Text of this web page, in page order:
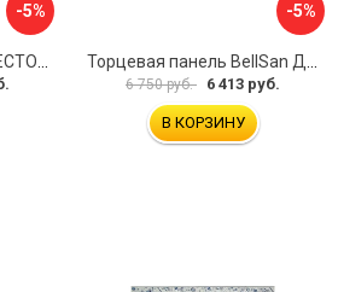
-5%
Экран под ванну PERFECTO LINEA 36-000157
-5%
Торцевая панель BellSan Даниелла 4627171531049
6 750 руб. 6 413 руб.
В КОРЗИНУ